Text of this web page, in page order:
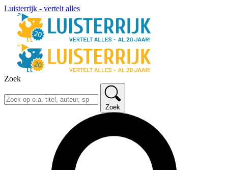
Luisterrijk - vertelt alles
Zoek
Zoek